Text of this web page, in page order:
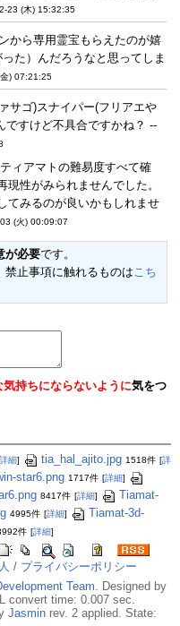
23 (木) 15:32:35
から専用霊宝もらえたのが嬉
た）んだろうなと思ってしま
) 07:21:25
サゴ)スナイパー(フリアエや
ですけど不具合ですかね？ --
ィアマトの難易度すべて確
性がみられませんでした。
てみるのが良いかもしれませ
(火) 00:09:07
が必要です。
、禁止事項に触れるものは こち
持ちにならないように気をつ
詳細] tia_hal_ajito.jpg 1518件 [詳
star6.png 1717件 [詳細]
8417件 [詳細]
Tiamat-
4995件 [詳細]
Tiamat-3d-
件 [詳細]
/ プライバシーポリシー
Team . Designed by
convert time: 0.007 sec.
Jasminrev. 2 applied. State: